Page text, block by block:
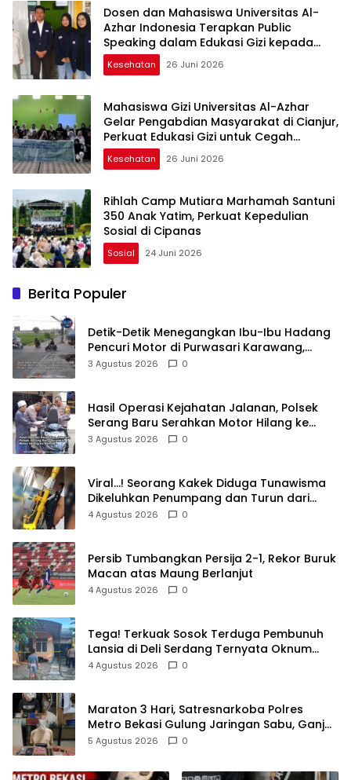
Dosen dan Mahasiswa Universitas Al-
Azhar Indonesia Terapkan Public
Speaking dalam Edukasi Gizi kepada
Masyarakat Cianjur
Kesehatan 26 Juni 2026
Mahasiswa Gizi Universitas Al-Azhar
Gelar Pengabdian Masyarakat di Cianjur,
Perkuat Edukasi Gizi untuk Cegah
Stunting
Kesehatan 26 Juni 2026
Rihlah Camp Mutiara Marhamah Santuni
350 Anak Yatim, Perkuat Kepedulian
Sosial di Cipanas
Sosial 24 Juni 2026
Berita Populer
Detik-Detik Menegangkan Ibu-Ibu Hadang
Pencuri Motor di Purwasari Karawang,
Pelaku Lolos di Tengah Keramaian!
3 Agustus 2026 0
Hasil Operasi Kejahatan Jalanan, Polsek
Serang Baru Serahkan Motor Hilang ke
Pemilik
3 Agustus 2026 0
Viral…! Seorang Kakek Diduga Tunawisma
Dikeluhkan Penumpang dan Turun dari
TransJakarta Karena Bau Badan
4 Agustus 2026 0
Persib Tumbangkan Persija 2-1, Rekor Buruk
Macan atas Maung Berlanjut
4 Agustus 2026 0
Tega! Terkuak Sosok Terduga Pembunuh
Lansia di Deli Serdang Ternyata Oknum
Polisi Tetangga Korban
4 Agustus 2026 0
Maraton 3 Hari, Satresnarkoba Polres
Metro Bekasi Gulung Jaringan Sabu, Ganja,
dan Tramadol
5 Agustus 2026 0